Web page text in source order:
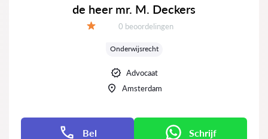
de heer mr. M. Deckers
Getuigenissen:
0 beoordelingen
Onderwijsrecht
Advocaat
Amsterdam
Bel Schrijf